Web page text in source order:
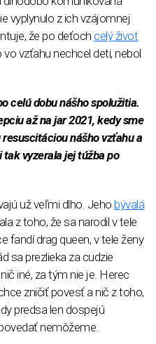
vyplynulo z ich vzájomnej
že po deťoch celý život
vo vzťahu nechcel deti, nebol
celú dobu nášho spolužitia.
až na jar 2021, kedy sme
nášho vzťahu a
vyzerala jej túžba po
už veľmi dlho. Jeho bývalá
z toho, že sa narodil v tele
fandí drag queen, v tele ženy
sa prezlieka za cudzie
iné, za tým nie je. Herec
zničiť povesť a nič z toho,
predsa len dospejú
nemôžeme.